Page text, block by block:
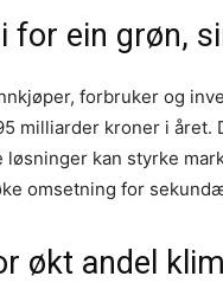
for ein grøn,
forbruker og
milliarder kroner i
kan styrke
omsetning for
økt andel